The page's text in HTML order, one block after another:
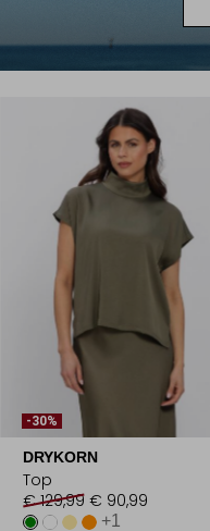
-30%
DRYKORN
Top
€ 129,99 € 90,99
+1